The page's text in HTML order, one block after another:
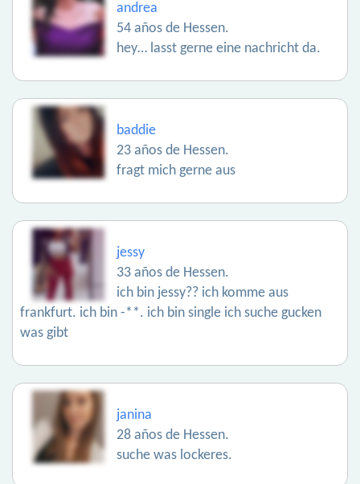
andrea
54 años de Hessen.
hey… lasst gerne eine nachricht da.
baddie
23 años de Hessen.
fragt mich gerne aus
jessy
33 años de Hessen.
ich bin jessy?? ich komme aus
frankfurt. ich bin -**. ich bin single ich suche gucken
was gibt
janina
28 años de Hessen.
suche was lockeres.